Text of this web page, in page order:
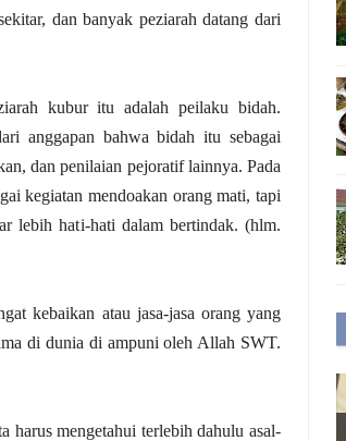
dan banyak peziarah datang dari
kubur itu adalah peilaku bidah.
anggapan bahwa bidah itu sebagai
dan penilaian pejoratif lainnya. Pada
kegiatan mendoakan orang mati, tapi
lebih hati-hati dalam bertindak. (hlm.
kebaikan atau jasa-jasa orang yang
di dunia di ampuni oleh Allah SWT.
mengetahui terlebih dahulu asal-